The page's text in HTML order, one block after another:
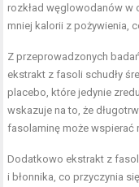
rozkład węglowodanów w
mniej kalorii z pożywienia,
Z przeprowadzonych
ekstrakt z fasoli schudły
placebo, które jedynie
wskazuje na to, że
fasolaminę może wspierać
Dodatkowo ekstrakt z
i błonnika, co przyczynia